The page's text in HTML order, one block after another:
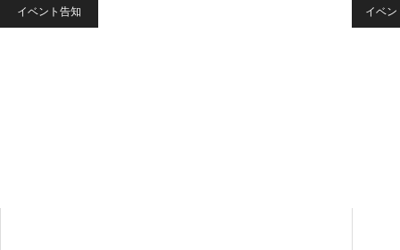
イベント告知 イベ